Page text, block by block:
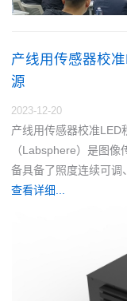
产线用传感器校
源
2023-12-20
产线用传感器校准LED
（Labsphere）是图
备具备了照度连续可调
查看详细...